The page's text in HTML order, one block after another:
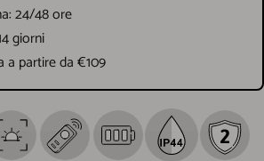
24/48 ore
giorni
a partire da €109